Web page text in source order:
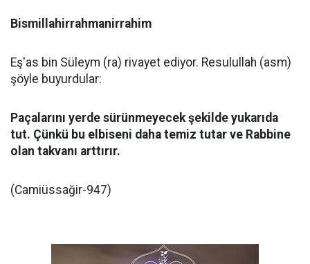
Bismillahirrahmanirrahim
Eş'as bin Süleym (ra) rivayet ediyor. Resulullah (asm)
şöyle buyurdular:
Paçalarını yerde sürünmeyecek şekilde yukarıda
tut. Çünkü bu elbiseni daha temiz tutar ve Rabbine
olan takvanı arttırır.
(Camiüssağir-947)